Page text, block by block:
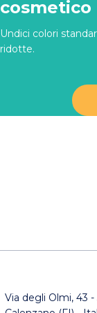
cosmetico
Undici colori
ridotte.
Via degli Olmi, 43 -